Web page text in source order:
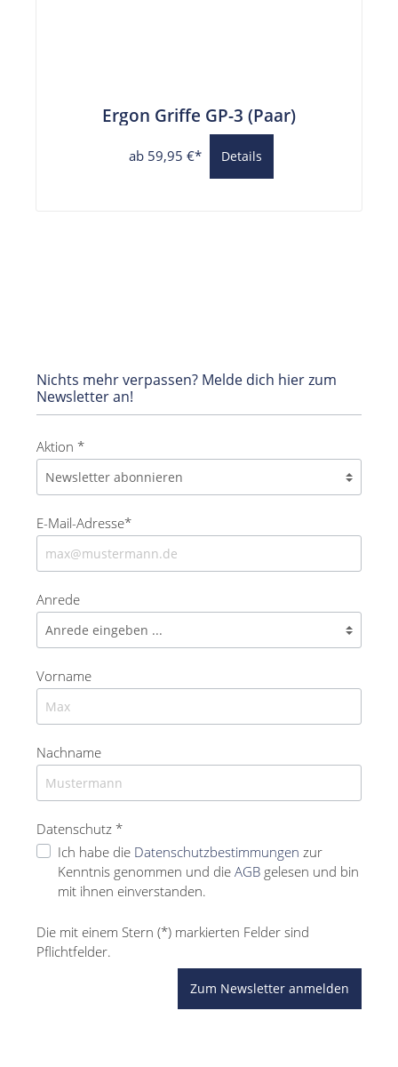
Ergon Griffe GP-3 (Paar)
ab 59,95 €* Details
Nichts mehr verpassen? Melde dich hier zum
Newsletter an!
Aktion *
E-Mail-Adresse*
Anrede
Vorname
Nachname
Datenschutz *
Ich habe die Datenschutzbestimmungen zur
Kenntnis genommen und die AGB gelesen und bin
mit ihnen einverstanden.
Die mit einem Stern (*) markierten Felder sind
Pflichtfelder.
Zum Newsletter anmelden